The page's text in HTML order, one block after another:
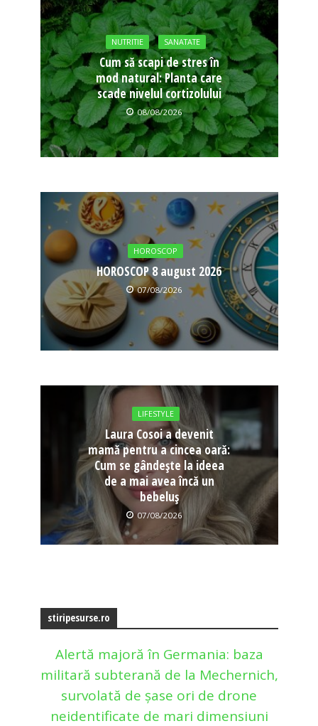
NUTRITIE SANATATE
Cum să scapi de stres în
mod natural: Planta care
scade nivelul cortizolului
08/08/2026
HOROSCOP
HOROSCOP 8 august 2026
07/08/2026
LIFESTYLE
Laura Cosoi a devenit
mamă pentru a cincea oară:
Cum se gândește la ideea
de a mai avea încă un
bebeluș
07/08/2026
stiripesurse.ro
Alertă majoră în Germania: baza
militară subterană de la Mechernich,
survolată de șase ori de drone
neidentificate de mari dimensiuni